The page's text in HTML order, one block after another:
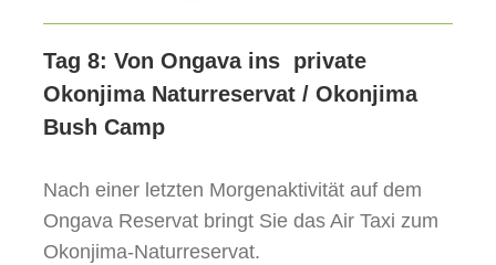
Tag 8: Von Ongava ins private
Okonjima Naturreservat / Okonjima
Bush Camp
Nach einer letzten Morgenaktivität auf dem
Ongava Reservat bringt Sie das Air Taxi zum
Okonjima-Naturreservat.